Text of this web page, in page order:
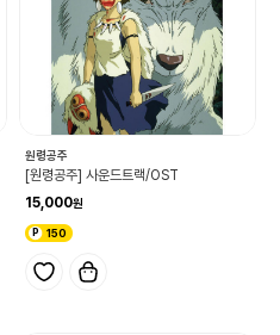
원령공주
[원령공주] 사운드트랙/OST
15,000
150